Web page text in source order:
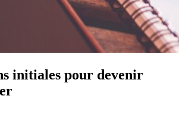
initiales pour devenir